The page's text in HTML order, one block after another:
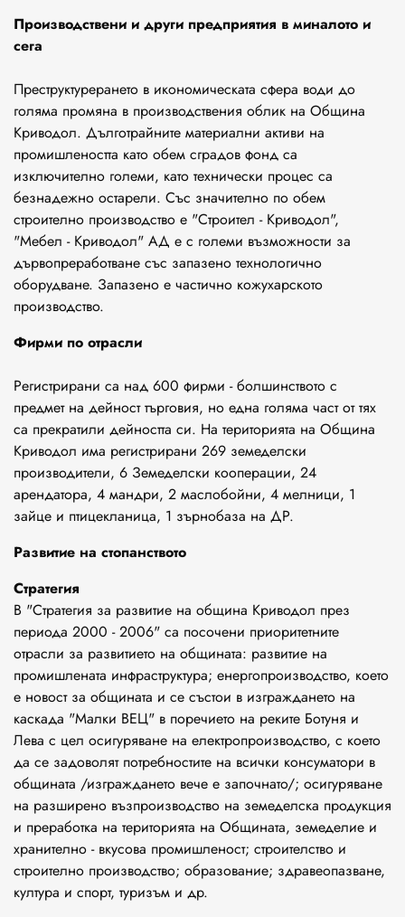
Производствени и други предприятия в миналото и
сега
Преструктурерането в икономическата сфера води до
голяма промяна в производствения облик на Община
Криводол. Дълготрайните материални активи на
промишлеността като обем сградов фонд са
изключително големи, като технически процес са
безнадежно остарели. Със значително по обем
строително производство е "Строител - Криводол",
"Мебел - Криводол" АД е с големи възможности за
дървопреработване със запазено технологично
оборудване. Запазено е частично кожухарското
производство.
Фирми по отрасли
Регистрирани са над 600 фирми - болшинството с
предмет на дейност търговия, но една голяма част от тях
са прекратили дейността си. На територията на Община
Криводол има регистрирани 269 земеделски
производители, 6 Земеделски кооперации, 24
арендатора, 4 мандри, 2 маслобойни, 4 мелници, 1
зайце и птицекланица, 1 зърнобаза на ДР.
Развитие на стопанството
Стратегия
В "Стратегия за развитие на община Криводол през
периода 2000 - 2006" са посочени приоритетните
отрасли за развитието на общината: развитие на
промишлената инфраструктура; енергопроизводство, което
е новост за общината и се състои в изграждането на
каскада "Малки ВЕЦ" в поречието на реките Ботуня и
Лева с цел осигуряване на електропроизводство, с което
да се задоволят потребностите на всички консуматори в
общината /изграждането вече е започнато/; осигуряване
на разширено възпроизводство на земеделска продукция
и преработка на територията на Общината, земеделие и
хранително - вкусова промишленост; строителство и
строително производство; образование; здравеопазване,
култура и спорт, туризъм и др.